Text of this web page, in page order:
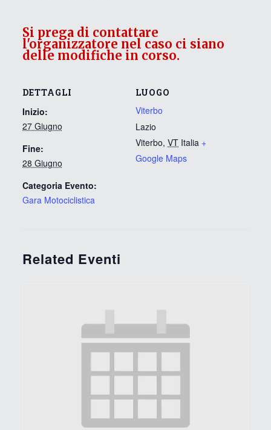
DETTAGLI
Inizio:
27 Giugno
Fine:
28 Giugno
Categoria Evento:
Gara Motociclistica
LUOGO
Viterbo
Lazio
Viterbo, VT Italia +
Google Maps
Related Eventi
Si prega di contattare
l'organizzatore nel caso ci siano
delle modifiche in corso.